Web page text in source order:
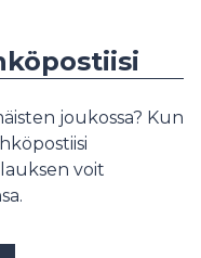
joukossa? Kun
voit